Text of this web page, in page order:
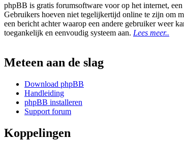
phpBB is gratis forumsoftware voor op het internet,
Gebruikers hoeven niet tegelijkertijd online te zijn om
een bericht achter waarop een andere gebruiker weer
toegankelijk en eenvoudig systeem aan. Lees meer..
Meteen aan de slag
Download phpBB
Handleiding
phpBB installeren
Support forum
Koppelingen